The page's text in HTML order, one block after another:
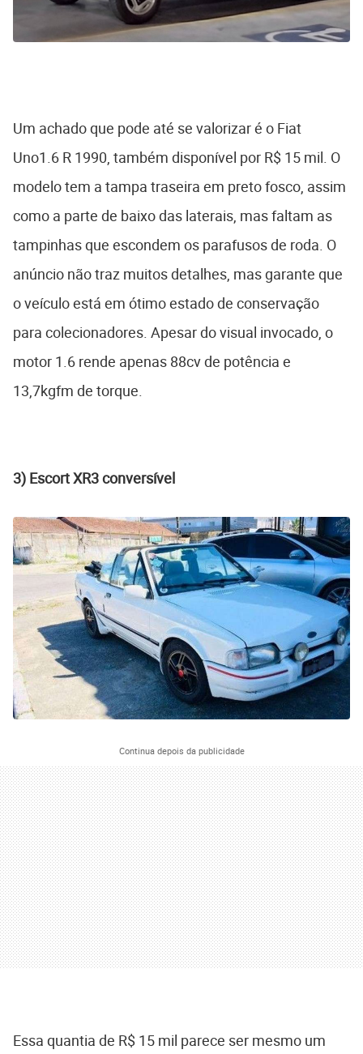
Um achado que pode até se valorizar é o Fiat
Uno1.6 R 1990, também disponível por R$ 15 mil. O
modelo tem a tampa traseira em preto fosco, assim
como a parte de baixo das laterais, mas faltam as
tampinhas que escondem os parafusos de roda. O
anúncio não traz muitos detalhes, mas garante que
o veículo está em ótimo estado de conservação
para colecionadores. Apesar do visual invocado, o
motor 1.6 rende apenas 88cv de potência e
13,7kgfm de torque.
3) Escort XR3 conversível
Continua depois da publicidade
Essa quantia de R$ 15 mil parece ser mesmo um